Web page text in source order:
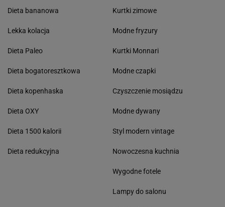
Dieta bananowa
Lekka kolacja
Dieta Paleo
Dieta bogatoresztkowa
Dieta kopenhaska
Dieta OXY
Dieta 1500 kalorii
Dieta redukcyjna
Kurtki zimowe
Modne fryzury
Kurtki Monnari
Modne czapki
Czyszczenie mosiądzu
Modne dywany
Styl modern vintage
Nowoczesna kuchnia
Wygodne fotele
Lampy do salonu